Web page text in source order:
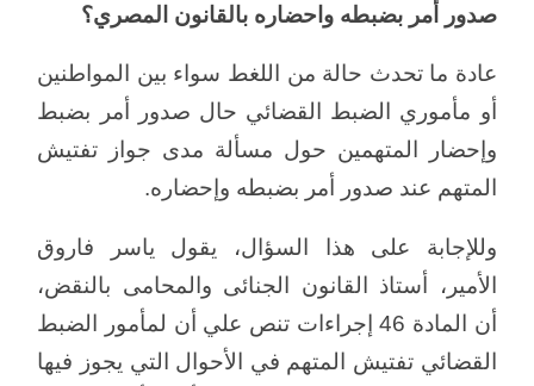
صدور أمر بضبطه واحضاره بالقانون المصري؟
عادة ما تحدث حالة من اللغط سواء بين المواطنين
أو مأموري الضبط القضائي حال صدور أمر بضبط
وإحضار المتهمين حول مسألة مدى جواز تفتيش
المتهم عند صدور أمر بضبطه وإحضاره.
وللإجابة على هذا السؤال، يقول ياسر فاروق
الأمير، أستاذ القانون الجنائى والمحامى بالنقض،
أن المادة 46 إجراءات تنص علي أن لمأمور الضبط
القضائي تفتيش المتهم في الأحوال التي يجوز فيها